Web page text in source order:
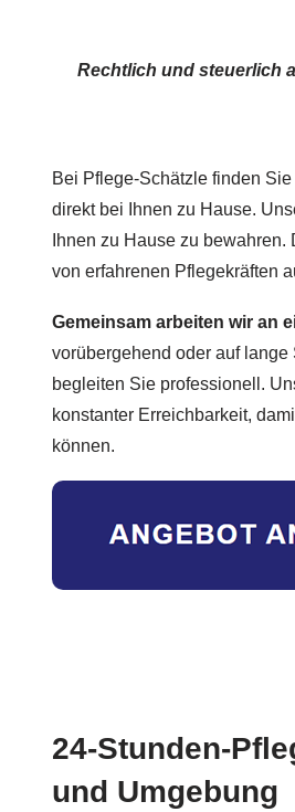
Rechtlich und steuerlich
Bei Pflege-Schätzle finden
direkt bei Ihnen zu Hause.
Ihnen zu Hause zu
von erfahrenen Pflegekräften
Gemeinsam arbeiten wir an
vorübergehend oder auf
begleiten Sie professionell.
konstanter Erreichbarkeit,
können.
24-Stunden-
und Umgebung